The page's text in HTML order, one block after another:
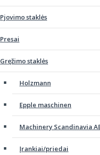
Pjovimo staklės
Presai
Gręžimo staklės
Holzmann
Epple maschinen
Machinery Scandinavia
Įrankiai/priedai